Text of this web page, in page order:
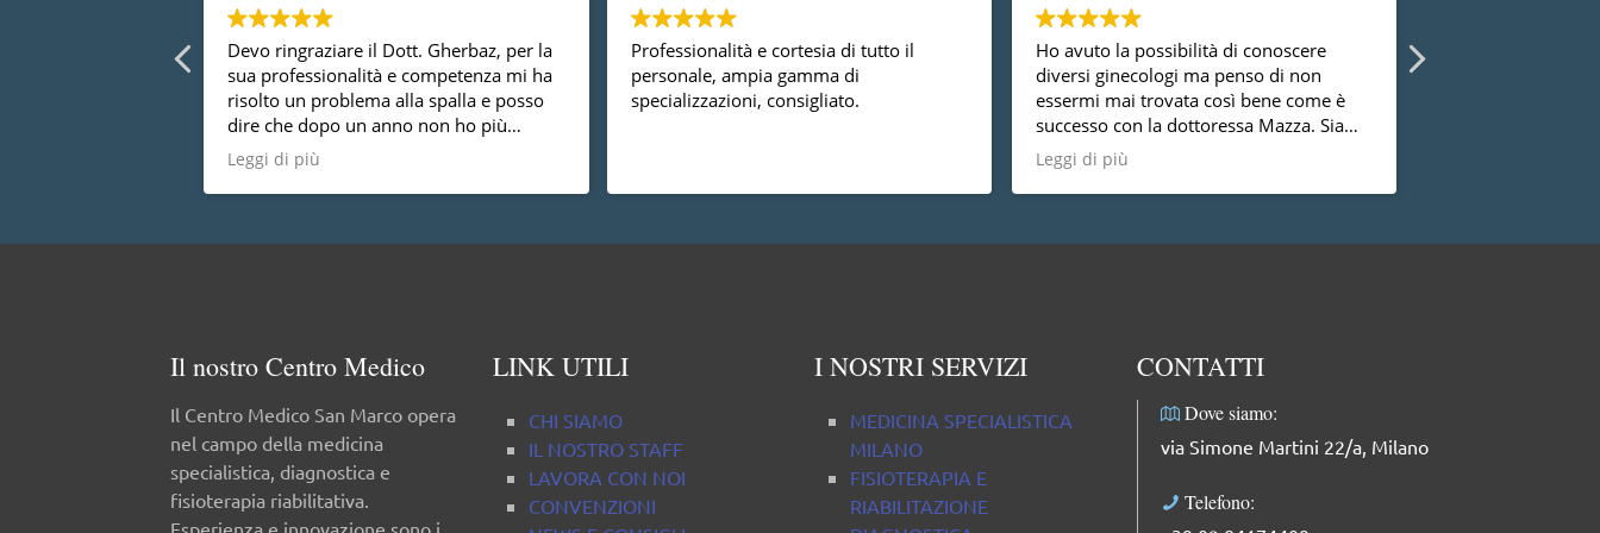
Devo ringraziare il Dott. Gherbaz, per la
sua professionalità e competenza mi ha
risolto un problema alla spalla e posso
dire che dopo un anno non ho più
nessun dolore, vorrei anche dire che è
una persona molto disponibile cosa non
da tutti.
Leggi di più
Professionalità e cortesia di tutto il
personale, ampia gamma di
specializzazioni, consigliato.
Ho avuto la possibilità di conoscere
diversi ginecologi ma penso di non
essermi mai trovata così bene come è
successo con la dottoressa Mazza. Sia
dal punto di vista umano che
professionale, faccio i miei più sinceri
complimenti: dolce, competente,
Leggi di più
Il nostro Centro Medico
Il Centro Medico San Marco opera
nel campo della medicina
specialistica, diagnostica e
fisioterapia riabilitativa.
Esperienza e innovazione sono i
LINK UTILI
CHI SIAMO
IL NOSTRO STAFF
LAVORA CON NOI
CONVENZIONI
I NOSTRI SERVIZI
MEDICINA SPECIALISTICA
MILANO
FISIOTERAPIA E
RIABILITAZIONE
CONTATTI
Dove siamo:
via Simone Martini 22/a, Milano
Telefono: